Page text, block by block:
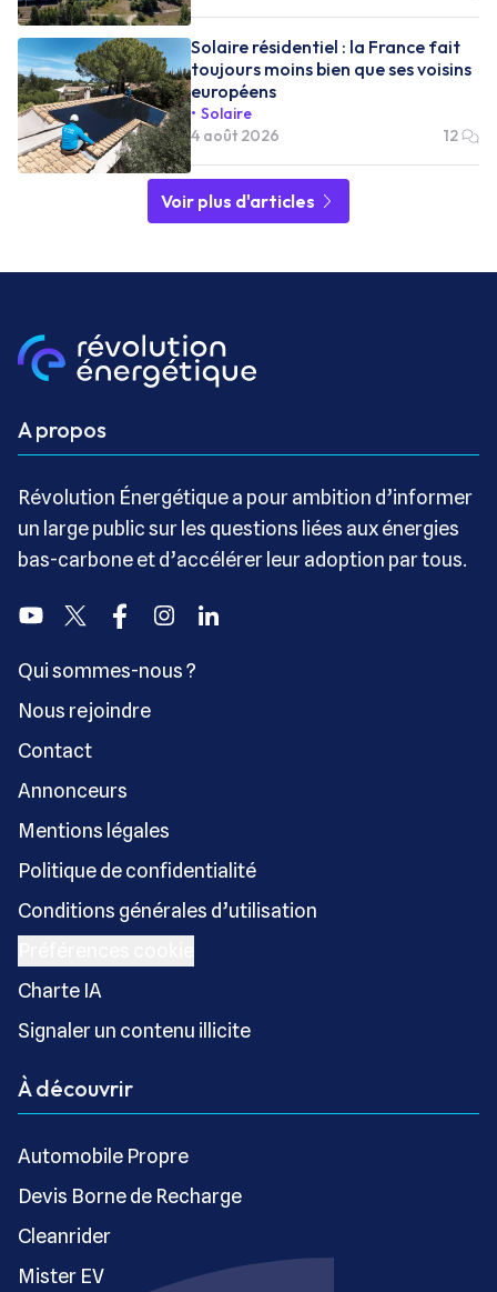
Solaire résidentiel : la France fait
toujours moins bien que ses voisins
européens
Solaire
4 août 2026
12
Voir plus d'articles
A propos
Révolution Énergétique a pour ambition d’informer
un large public sur les questions liées aux énergies
bas-carbone et d’accélérer leur adoption par tous.
YoutubeTwitter FacebookInstagramLinkedin
Qui sommes-nous ?
Nous rejoindre
Contact
Annonceurs
Mentions légales
Politique de confidentialité
Conditions générales d’utilisation
Charte IA
Signaler un contenu illicite
À découvrir
Automobile Propre
Devis Borne de Recharge
Cleanrider
Mister EV